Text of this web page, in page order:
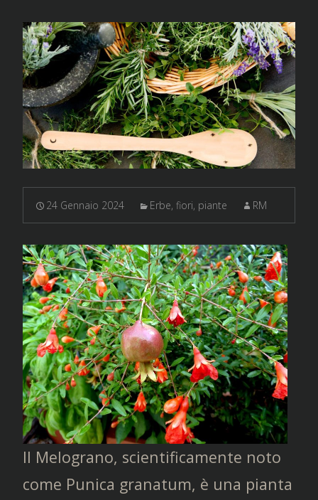
24 Gennaio 2024 Erbe, fiori, piante RM
Il Melograno, scientificamente noto
come Punica granatum, è una pianta